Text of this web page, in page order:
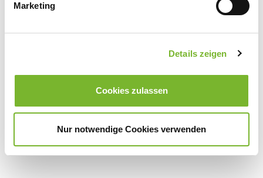
Marketing
Details zeigen
Cookies zulassen
Nur notwendige Cookies verwenden